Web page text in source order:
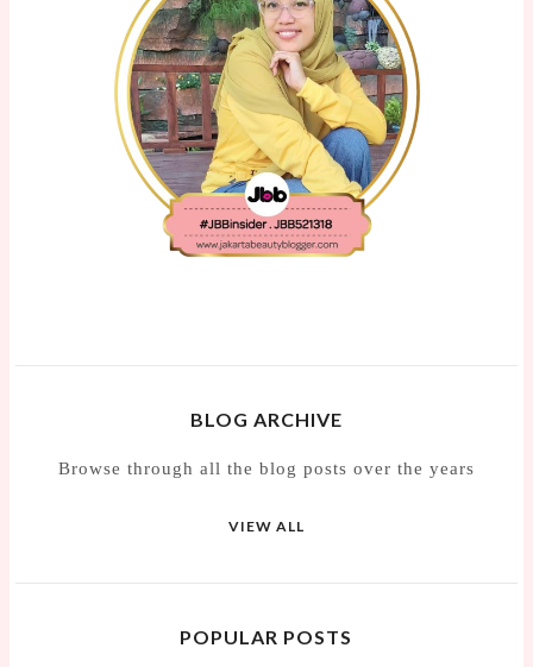
BLOG ARCHIVE
Browse through all the blog posts over the years
VIEW ALL
POPULAR POSTS